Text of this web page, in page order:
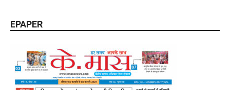
EPAPER